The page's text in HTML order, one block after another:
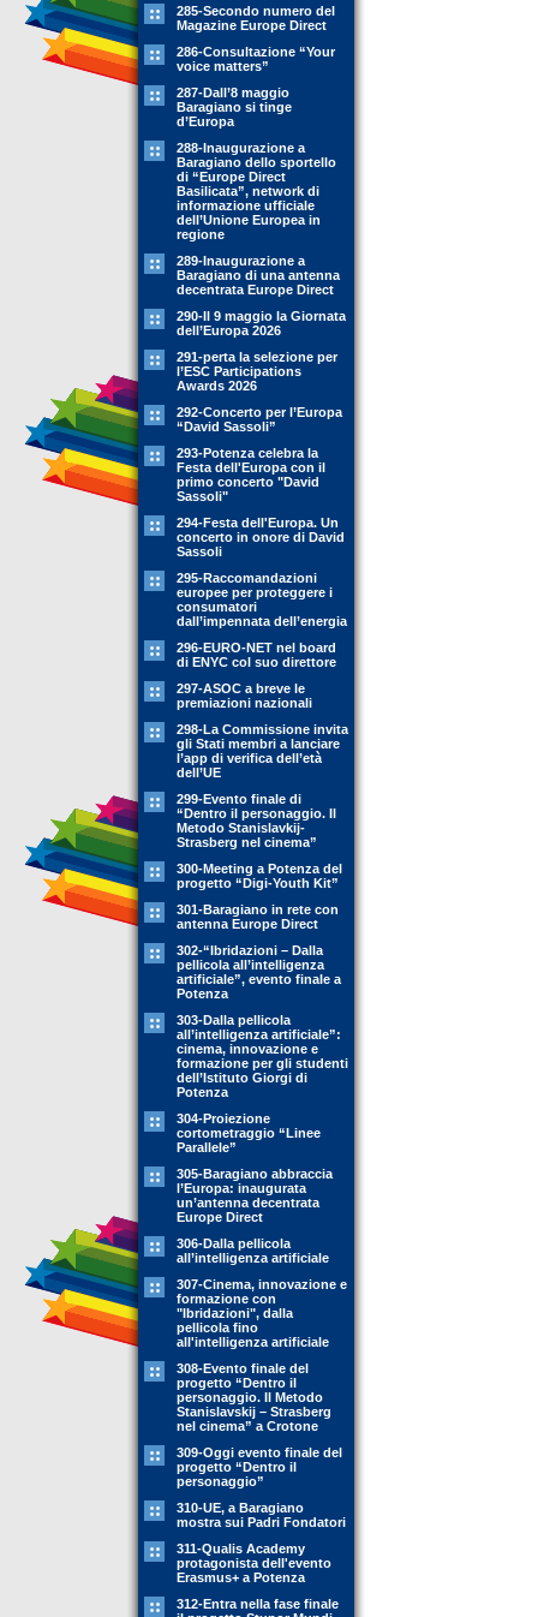
285-Secondo numero del
Magazine Europe Direct
286-Consultazione “Your
voice matters”
287-Dall’8 maggio
Baragiano si tinge
d’Europa
288-Inaugurazione a
Baragiano dello sportello
di “Europe Direct
Basilicata”, network di
informazione ufficiale
dell’Unione Europea in
regione
289-Inaugurazione a
Baragiano di una antenna
decentrata Europe Direct
290-Il 9 maggio la Giornata
dell’Europa 2026
291-perta la selezione per
l’ESC Participations
Awards 2026
292-Concerto per l’Europa
“David Sassoli”
293-Potenza celebra la
Festa dell'Europa con il
primo concerto "David
Sassoli"
294-Festa dell'Europa. Un
concerto in onore di David
Sassoli
295-Raccomandazioni
europee per proteggere i
consumatori
dall’impennata dell’energia
296-EURO-NET nel board
di ENYC col suo direttore
297-ASOC a breve le
premiazioni nazionali
298-La Commissione invita
gli Stati membri a lanciare
l’app di verifica dell’età
dell’UE
299-Evento finale di
“Dentro il personaggio. Il
Metodo Stanislavkij-
Strasberg nel cinema”
300-Meeting a Potenza del
progetto “Digi-Youth Kit”
301-Baragiano in rete con
antenna Europe Direct
302-“Ibridazioni – Dalla
pellicola all’intelligenza
artificiale”, evento finale a
Potenza
303-Dalla pellicola
all’intelligenza artificiale”:
cinema, innovazione e
formazione per gli studenti
dell’Istituto Giorgi di
Potenza
304-Proiezione
cortometraggio “Linee
Parallele”
305-Baragiano abbraccia
l’Europa: inaugurata
un’antenna decentrata
Europe Direct
306-Dalla pellicola
all’intelligenza artificiale
307-Cinema, innovazione e
formazione con
"Ibridazioni", dalla
pellicola fino
all'intelligenza artificiale
308-Evento finale del
progetto “Dentro il
personaggio. Il Metodo
Stanislavskij – Strasberg
nel cinema” a Crotone
309-Oggi evento finale del
progetto “Dentro il
personaggio”
310-UE, a Baragiano
mostra sui Padri Fondatori
311-Qualis Academy
protagonista dell'evento
Erasmus+ a Potenza
312-Entra nella fase finale